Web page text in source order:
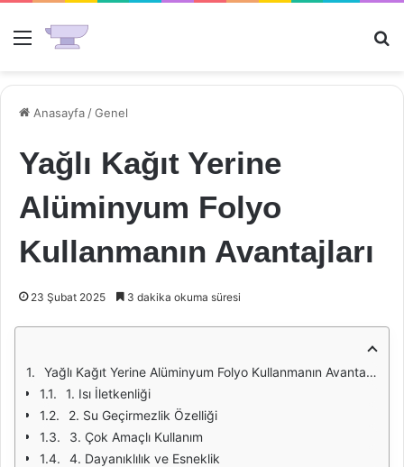
Menü
Anasayfa /Genel
Yağlı Kağıt Yerine
Alüminyum Folyo
Kullanmanın Avantajları
23 Şubat 2025 3 dakika okuma süresi
Yağlı Kağıt Yerine Alüminyum Folyo Kullanmanın Avantajları
1. Isı İletkenliği
2. Su Geçirmezlik Özelliği
3. Çok Amaçlı Kullanım
4. Dayanıklılık ve Esneklik